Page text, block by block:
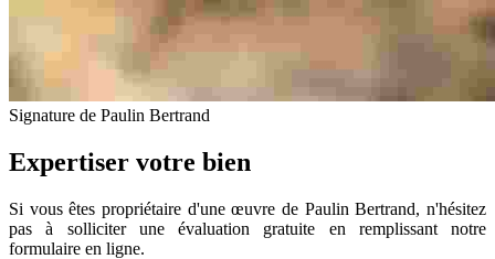
Signature de Paulin Bertrand
Expertiser votre bien
Si vous êtes propriétaire d'une œuvre de Paulin Bertrand, n'hésitez
pas à solliciter une évaluation gratuite en remplissant notre
formulaire en ligne.